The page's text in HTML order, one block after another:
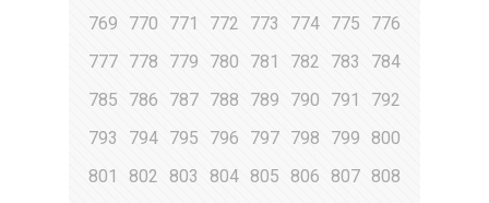
769
770 771 772 773 774 775
776
777 778 779 780 781 782 783
784
785
786 787 788 789 790 791
792
793
794 795 796 797 798 799
800
801
802 803 804 805 806 807 808